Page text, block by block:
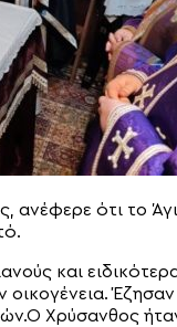
ανέφερε ότι το
και
Χρύσανθος